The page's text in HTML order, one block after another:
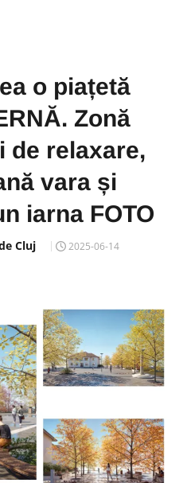
o piațetă
Zonă
de relaxare,
vara și
iarna FOTO
Cluj
2025-06-14